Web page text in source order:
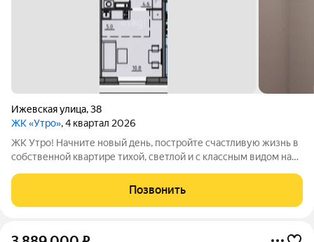
Ижевская улица,38
ЖК «Утро», 4 квартал 2026
ЖК Утро! Начните новый день, постройте счастливую жизнь в
собственной квартире тихой, светлой и с классным видом на
ЖК Утро в Свердловском районе перми ваше место,
безопасное и уютное. Вы
Позвонить